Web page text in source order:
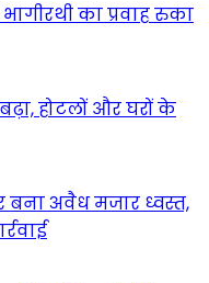
का प्रवाह रुका
होटलों और घरों के
बना अवैध मजार ध्वस्त,